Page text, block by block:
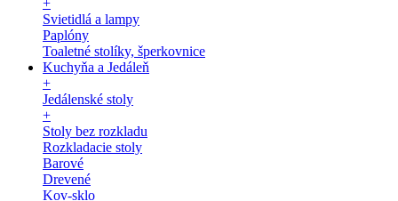
+
Svietidlá a lampy
Paplóny
Toaletné stolíky, šperkovnice
Kuchyňa a Jedáleň
+
Jedálenské stoly
+
Stoly bez rozkladu
Rozkladacie stoly
Barové
Drevené
Kov-sklo